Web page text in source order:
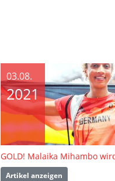
03.08.
2021
Artikel anzeigen